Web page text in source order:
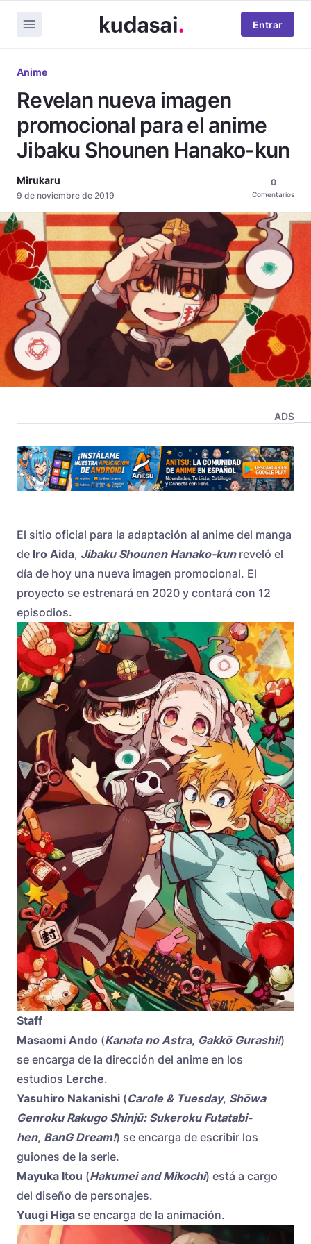
Entrar
Anime
Revelan nueva imagen
promocional para el anime
Jibaku Shounen Hanako-kun
Mirukaru
9 de noviembre de 2019
0
Comentarios
ADS
El sitio oficial para la adaptación al anime del manga
de Iro Aida, Jibaku Shounen Hanako-kunreveló el
día de hoy una nueva imagen promocional. El
proyecto se estrenará en 2020 y contará con 12
episodios.
Staff
Masaomi Ando (Kanata no Astra, Gakkō Gurashi!)
se encarga de la dirección del anime en los
estudios Lerche.
Yasuhiro Nakanishi (Carole & Tuesday, Shōwa
Genroku Rakugo Shinjū: Sukeroku Futatabi-
hen, BanG Dream!) se encarga de escribir los
guiones de la serie.
Mayuka Itou (Hakumei and Mikochi) está a cargo
del diseño de personajes.
Yuugi Higa se encarga de la animación.